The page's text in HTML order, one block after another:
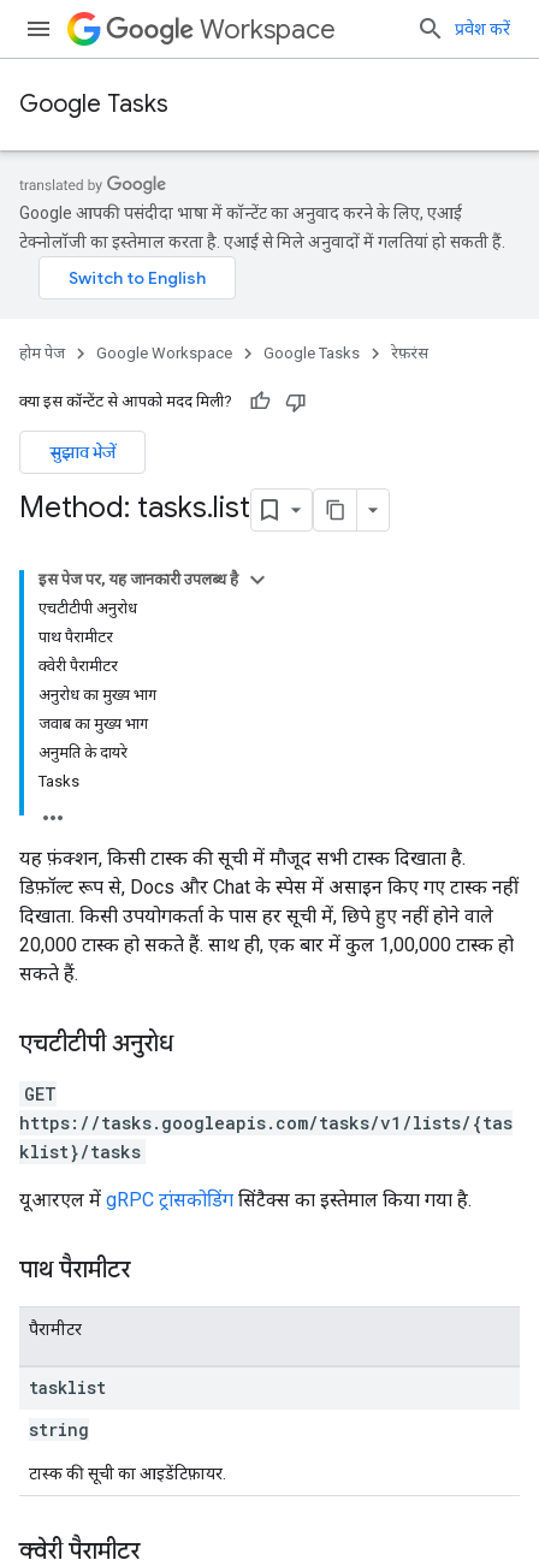
Workspace प्रवेश करें
Google Tasks
Google आपकी पसंदीदा भाषा में कॉन्टेंट का अनुवाद करने के लिए, एआई
टेक्नोलॉजी का इस्तेमाल करता है. एआई से मिले अनुवादों में गलतियां हो सकती हैं.
होम पेज Google Workspace Google Tasks रेफ़रंस
क्या इस कॉन्टेंट से आपको मदद मिली?
सुझाव भेजें
Method: tasks.list
इस पेज पर, यह जानकारी उपलब्ध है
एचटीटीपी अनुरोध
पाथ पैरामीटर
क्वेरी पैरामीटर
अनुरोध का मुख्य भाग
जवाब का मुख्य भाग
अनुमति के दायरे
Tasks
यह फ़ंक्शन, किसी टास्क की सूची में मौजूद सभी टास्क दिखाता है.
डिफ़ॉल्ट रूप से, Docs और Chat के स्पेस में असाइन किए गए टास्क नहीं
दिखाता. किसी उपयोगकर्ता के पास हर सूची में, छिपे हुए नहीं होने वाले
20,000 टास्क हो सकते हैं. साथ ही, एक बार में कुल 1,00,000 टास्क हो
सकते हैं.
एचटीटीपी अनुरोध
GET
https://tasks.googleapis.com/tasks/v1/lists/{tas
klist}/tasks
यूआरएल में gRPC ट्रांसकोडिंग सिंटैक्स का इस्तेमाल किया गया है.
पाथ पैरामीटर
पैरामीटर
tasklist
string
टास्क की सूची का आइडेंटिफ़ायर.
क्वेरी पैरामीटर